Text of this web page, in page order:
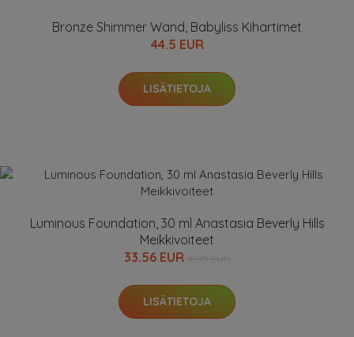
Bronze Shimmer Wand, Babyliss Kihartimet
44.5 EUR
LISÄTIETOJA
Luminous Foundation, 30 ml Anastasia Beverly Hills
Meikkivoiteet
33.56 EUR
LISÄTIETOJA